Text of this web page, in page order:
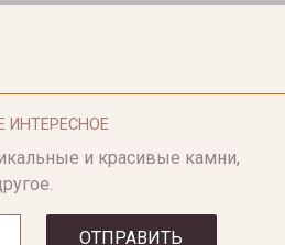
ИНТЕРЕСНОЕ
и красивые камни,
ОТПРАВИТЬ